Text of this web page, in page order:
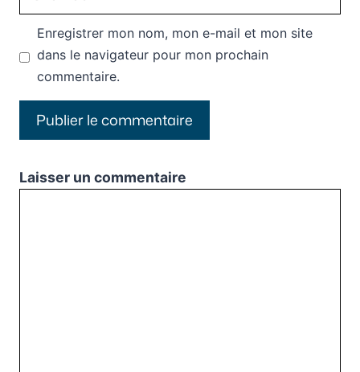
web
Enregistrer mon nom, mon e-mail et mon site
dans le navigateur pour mon prochain
commentaire.
Laisser un commentaire